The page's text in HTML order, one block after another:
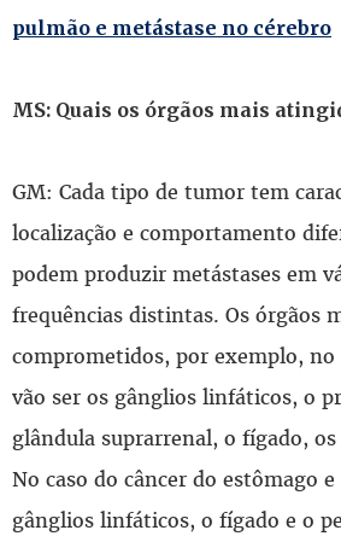
pulmão e metástase no cérebro
MS: Quais os órgãos mais
GM: Cada tipo de tumor tem
localização e comportamento
podem produzir metástases em
frequências distintas. Os órgãos
comprometidos, por exemplo, no
vão ser os gânglios linfáticos, o
glândula suprarrenal, o fígado, os
No caso do câncer do estômago
gânglios linfáticos, o fígado e o